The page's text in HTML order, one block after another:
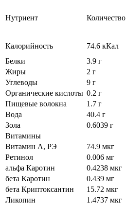
Нутриент Количество
Калорийность 74.6 кКал
Белки
3.9 г
Жиры
2 г
Углеводы
9 г
Органические кислоты 0.2 г
Пищевые волокна
1.7 г
Вода
40.4 г
Зола
0.6039 г
Витамины
Витамин А, РЭ
74.9 мкг
Ретинол
0.006 мг
альфа Каротин
0.4238 мкг
бета Каротин
0.439 мг
бета Криптоксантин
15.72 мкг
Ликопин
1.4737 мкг